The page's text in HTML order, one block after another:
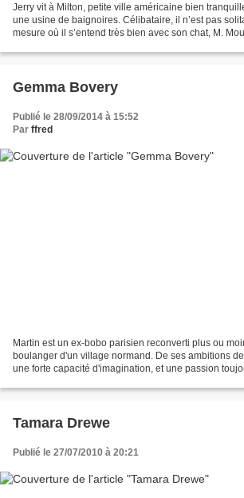
Jerry vit à Milton, petite ville américaine bien
une usine de baignoires. Célibataire, il n’est pas
mesure où il s’entend très bien avec son chat, M.
Gemma Bovery
Publié le 28/09/2014 à 15:52
Par ffred
Martin est un ex-bobo parisien reconverti plus ou
boulanger d'un village normand. De ses ambitions
une forte capacité d'imagination, et une passion
Tamara Drewe
Publié le 27/07/2010 à 20:21